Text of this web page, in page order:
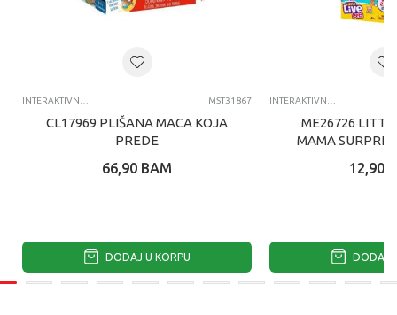
MST31867
CL17969 PLIŠANA MACA KOJA
PREDE
66,90 BAM
DODAJ U KORPU
ME26726
MAMA
12,90
DODAJ